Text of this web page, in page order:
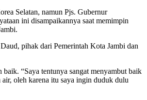
Selatan, namun Pjs. Gubernur
ini disampaikannya saat memimpin
pihak dari Pemerintah Kota Jambi dan
“Saya tentunya sangat menyambut baik
oleh karena itu saya ingin duduk dulu